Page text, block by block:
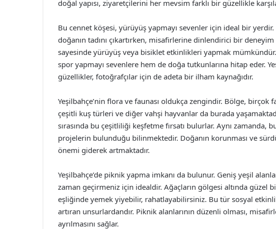
doğal yapısı, ziyaretçilerini her mevsim farklı bir güzellikle
Bu cennet köşesi, yürüyüş yapmayı sevenler için ideal bir yerdir.
doğanın tadını çıkartırken, misafirlerine dinlendirici bir
sayesinde yürüyüş veya bisiklet etkinlikleri yapmak
spor yapmayı sevenlere hem de doğa tutkunlarına hitap eder.
güzellikler, fotoğrafçılar için de adeta bir ilham kaynağıdır.
Yeşilbahçe’nin flora ve faunası oldukça zengindir. Bölge,
çeşitli kuş türleri ve diğer vahşi hayvanlar da burada
sırasında bu çeşitliliği keşfetme fırsatı bulurlar. Aynı zamanda,
projelerin bulunduğu bilinmektedir. Doğanın korunması ve
önemi giderek artmaktadır.
Yeşilbahçe’de piknik yapma imkanı da bulunur. Geniş yeşil
zaman geçirmeniz için idealdir. Ağaçların gölgesi altında güzel
eşliğinde yemek yiyebilir, rahatlayabilirsiniz. Bu tür sosyal
artıran unsurlardandır. Piknik alanlarının düzenli olması,
ayrılmasını sağlar.